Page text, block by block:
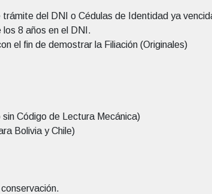
del DNI o Cédulas de Identidad ya
8 años en el DNI.
el fin de demostrar la Filiación (Originales)
Código de Lectura Mecánica)
Bolivia y Chile)